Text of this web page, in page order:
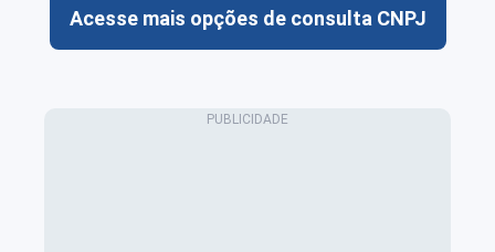
Acesse mais opções de consulta CNPJ